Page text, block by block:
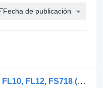
Fecha de publicación
Volvo FL7 (01.85-12.98) 3171147 1089993 relé para Volvo FL, FL6, FL7, FL10, FL12, FS718 (1985-2005) cabeza tractora